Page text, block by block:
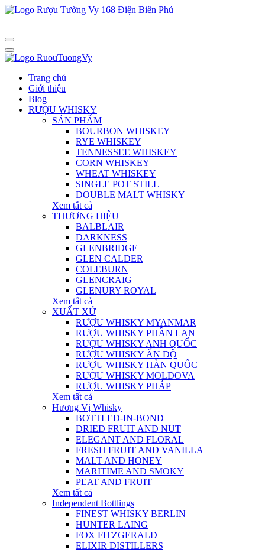
Trang chủ
Giới thiệu
Blog
RƯỢU WHISKY
SẢN PHẨM
BOURBON WHISKEY
RYE WHISKEY
TENNESSEE WHISKEY
CORN WHISKEY
WHEAT WHISKEY
SINGLE POT STILL
DOUBLE MALT WHISKY
Xem tất cả
THƯƠNG HIỆU
BALBLAIR
DARKNESS
GLENBRIDGE
GLEN CALDER
COLEBURN
GLENCRAIG
GLENURY ROYAL
Xem tất cả
XUẤT XỨ
RƯỢU WHISKY MYANMAR
RƯỢU WHISKY PHẦN LAN
RƯỢU WHISKY ANH QUỐC
RƯỢU WHISKY ẤN ĐỘ
RƯỢU WHISKY HÀN QUỐC
RƯỢU WHISKY MOLDOVA
RƯỢU WHISKY PHÁP
Xem tất cả
Hương Vị Whisky
BOTTLED-IN-BOND
DRIED FRUIT AND NUT
ELEGANT AND FLORAL
FRESH FRUIT AND VANILLA
MALT AND HONEY
MARITIME AND SMOKY
PEAT AND FRUIT
Xem tất cả
Independent Bottlings
FINEST WHISKY BERLIN
HUNTER LAING
FOX FITZGERALD
ELIXIR DISTILLERS